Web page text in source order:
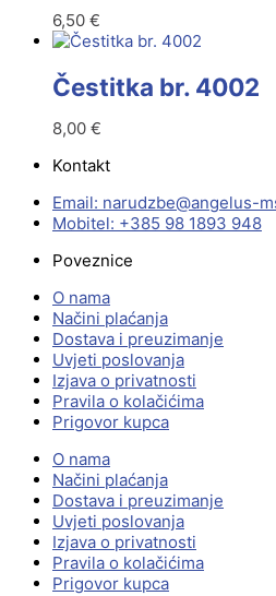
6,50 €
Čestitka br. 4002
8,00 €
Kontakt
Email:
rh.tsm-
@ebzduran
Mobitel: +385 98 1893 948
Poveznice
O nama
Načini plaćanja
Dostava i preuzimanje
Uvjeti poslovanja
Izjava o privatnosti
Pravila o kolačićima
Prigovor kupca
O nama
Načini plaćanja
Dostava i preuzimanje
Uvjeti poslovanja
Izjava o privatnosti
Pravila o kolačićima
Prigovor kupca